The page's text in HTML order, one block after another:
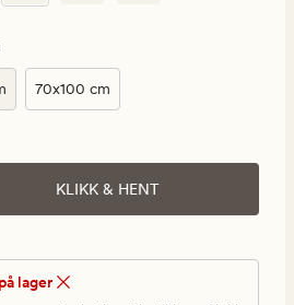
70x100 cm
KLIKK & HENT
lager